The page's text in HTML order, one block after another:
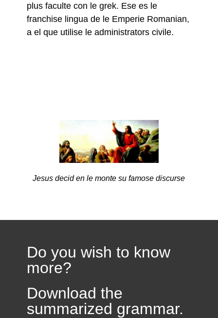
plus faculte con le grek. Ese es le
franchise lingua de le Emperie Romanian,
a el que utilise le administrators civile.
Jesus decid en le monte su famose discurse
Do you wish to know
more?
Download the
summarized grammar.